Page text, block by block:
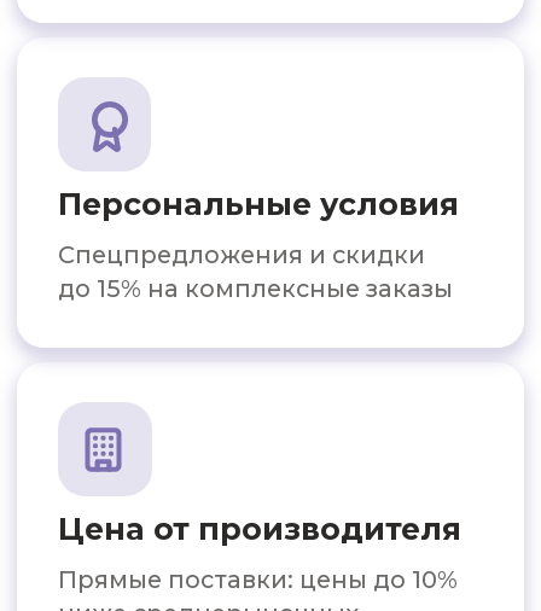
не навязываем, корректируем
Честная политика
надёжность на годы
для бизнеса